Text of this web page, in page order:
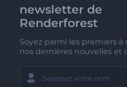
newsletter de
Renderforest
Soyez parmi les premiers à
nos dernières nouvelles et